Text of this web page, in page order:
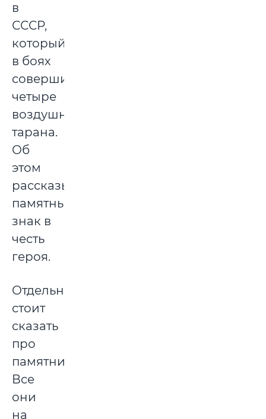
в
СССР,
который
в боях
совершил
четыре
воздушных
тарана.
Об
этом
рассказывает
памятный
знак в
честь
героя.
Отдельно
стоит
сказать
про
памятники.
Все
они
на